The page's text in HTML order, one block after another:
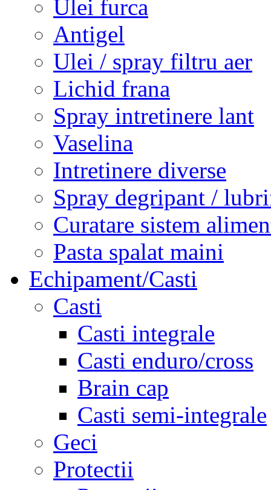
Ulei furca
Antigel
Ulei / spray filtru aer
Lichid frana
Spray intretinere lant
Vaselina
Intretinere diverse
Spray degripant /
Curatare sistem
Pasta spalat maini
Echipament/Casti
Casti
Casti integrale
Casti enduro/cross
Brain cap
Casti semi-integrale
Geci
Protectii